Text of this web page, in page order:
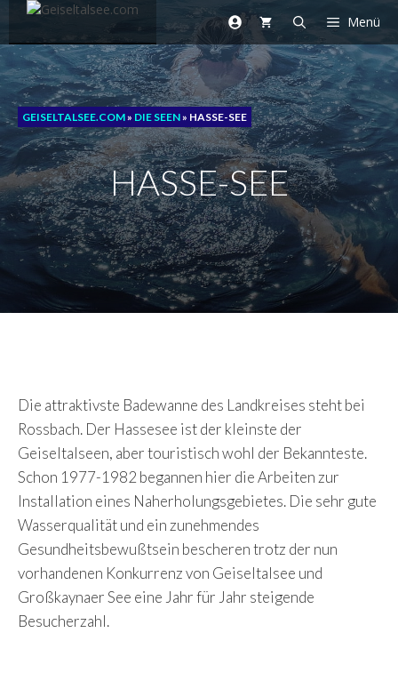
Zum
springen
Menü
GEISELTALSEE.COM» DIE SEEN» HASSE-SEE
HASSE-SEE
Die attraktivste Badewanne des Landkreises steht bei
Rossbach. Der Hassesee ist der kleinste der
Geiseltalseen, aber touristisch wohl der Bekannteste.
Schon 1977-1982 begannen hier die Arbeiten zur
Installation eines Naherholungsgebietes. Die sehr gute
Wasserqualität und ein zunehmendes
Gesundheitsbewußtsein bescheren trotz der nun
vorhandenen Konkurrenz von Geiseltalsee und
Großkaynaer See eine Jahr für Jahr steigende
Besucherzahl.